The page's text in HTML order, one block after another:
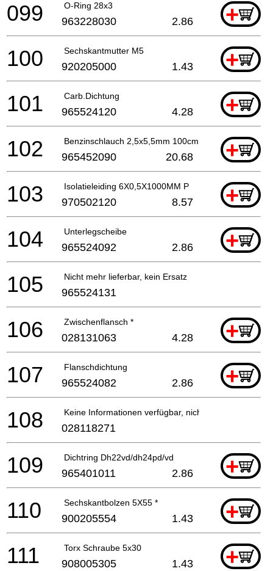
O-Ring 28x3 +
099 963228030 2.86
Sechskantmutter M5 +
100 920205000 1.43
Carb.Dichtung +
101 965524120 4.28
Benzinschlauch 2,5x5,5mm 100cm +
102 965452090 20.68
Isolatieleiding 6X0,5X1000MM P +
103 970502120 8.57
Unterlegscheibe +
104 965524092 2.86
Nicht mehr lieferbar, kein Ersatz
105 965524131
Zwischenflansch * +
106 028131063 4.28
Flanschdichtung +
107 965524082 2.86
Keine Informationen verfügbar, nicht bestellbar
108 028118271
Dichtring Dh22vd/dh24pd/vd +
109 965401011 2.86
Sechskantbolzen 5X55 * +
110 900205554 1.43
Torx Schraube 5x30 +
111 908005305 1.43